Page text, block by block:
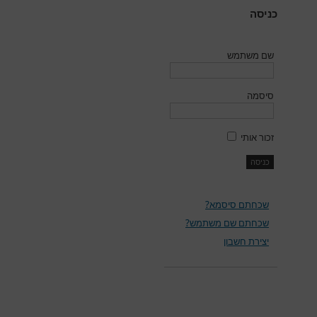
כניסה
שם משתמש
סיסמה
זכור אותי
שכחתם סיסמא?
שכחתם שם משתמש?
יצירת חשבון